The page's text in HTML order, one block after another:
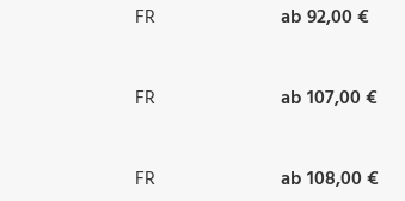
FR ab 92,00 €
FR ab 107,00 €
FR ab 108,00 €